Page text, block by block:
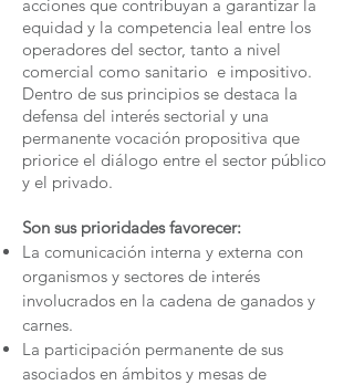
acciones que contribuyan a garantizar la
equidad y la competencia leal entre los
operadores del sector, tanto a nivel
comercial como sanitario e impositivo.
Dentro de sus principios se destaca la
defensa del interés sectorial y una
permanente vocación propositiva que
priorice el diálogo entre el sector público
y el privado.
Son sus prioridades favorecer:
La comunicación interna y externa con
organismos y sectores de interés
involucrados en la cadena de ganados y
carnes.
La participación permanente de sus
asociados en ámbitos y mesas de